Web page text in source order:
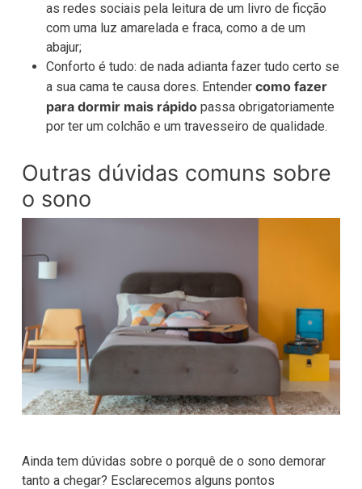
as redes sociais pela leitura de um livro de ficção
com uma luz amarelada e fraca, como a de um
abajur;
Conforto é tudo: de nada adianta fazer tudo certo se
a sua cama te causa dores. Entender como fazer
para dormir mais rápidopassa obrigatoriamente
por ter um colchão e um travesseiro de qualidade.
Outras dúvidas comuns sobre
o sono
Ainda tem dúvidas sobre o porquê de o sono demorar
tanto a chegar? Esclarecemos alguns pontos